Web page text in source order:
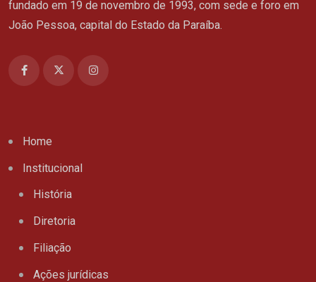
fundado em 19 de novembro de 1993, com sede e foro em
João Pessoa, capital do Estado da Paraíba.
Home
Institucional
História
Diretoria
Filiação
Ações jurídicas